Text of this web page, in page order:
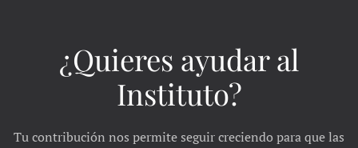
¿Quieres ayudar al
Instituto?
Tu contribución nos permite seguir creciendo para que las